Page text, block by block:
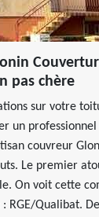
pas chère
sur votre
un
couvreur
Le premier
On voit cette
RGE/Qualibat.